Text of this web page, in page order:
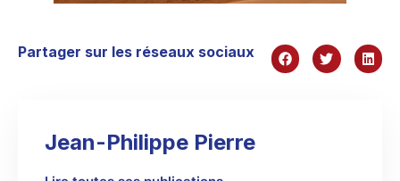
Partager sur les réseaux sociaux
Jean-Philippe Pierre